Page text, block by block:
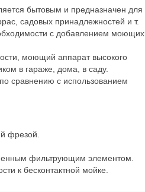
бытовым и предназначен для
садовых принадлежностей и т.
с добавлением моющих
моющий аппарат высокого
в гараже, дома, в саду.
сравнению с использованием
фрезой.
фильтрующим элементом.
к бесконтактной мойке.